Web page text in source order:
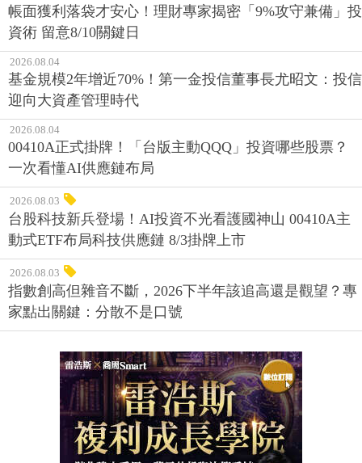
帳面獲利落袋才安心！理財專家揭密「9%攻守兼備」投
資術 留意8/10關鍵日
2026.08.04
基金規模2年增近70%！第一金投信董事長尤昭文：投信
迎向大資產管理時代
2026.08.04
00410A正式掛牌！「台版主動QQQ」投資哪些股票？
一次看懂AI供應鏈布局
2026.08.03
台股科技新兵登場！AI投資不光看護國神山 00410A主
動式ETF布局科技供應鏈 8/3掛牌上市
2026.08.03
指數創高但雜音不斷，2026下半年該追高還是觀望？專
家點出關鍵：分散不是口號